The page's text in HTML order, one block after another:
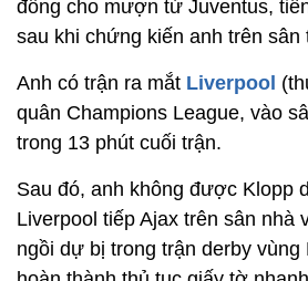
đồng cho mượn từ Juventus,
sau khi chứng kiến anh trên sân
Anh có trận ra mắt Liverpool
quân Champions League, vào
trong 13 phút cuối trận.
Sau đó, anh không được Klopp
Liverpool tiếp Ajax trên sân nhà
ngồi dự bị trong trận derby vùng